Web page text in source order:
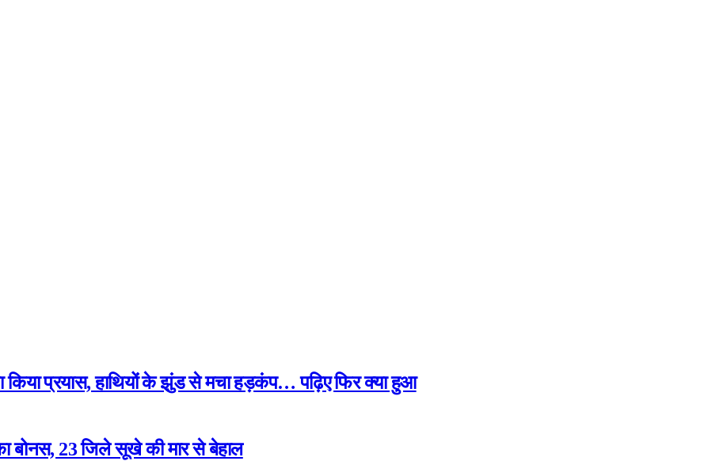
किया प्रयास, हाथियों के झुंड से मचा हड़कंप… पढ़िए फिर क्या हुआ
बोनस, 23 जिले सूखे की मार से बेहाल